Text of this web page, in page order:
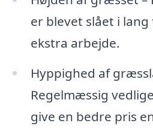
er blevet slået i
ekstra arbejde.
Hyppighed af
Regelmæssig
give en bedre pris